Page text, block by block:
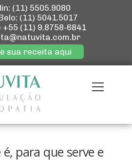
(11) 5505.9080
(11) 5041.5017
+55 (11) 9.8758-6841
sua receita aqui
Menu
QUEM SOMOS
para que serve e